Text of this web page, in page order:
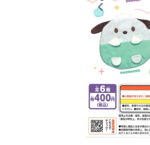
よくあるご質問
ご利用ガイド